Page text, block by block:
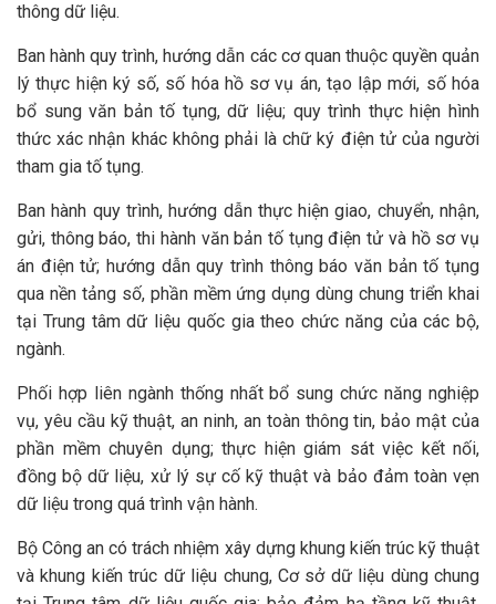
thông dữ liệu.
Ban hành quy trình, hướng dẫn các cơ quan thuộc quyền quản
lý thực hiện ký số, số hóa hồ sơ vụ án, tạo lập mới, số hóa
bổ sung văn bản tố tụng, dữ liệu; quy trình thực hiện hình
thức xác nhận khác không phải là chữ ký điện tử của người
tham gia tố tụng.
Ban hành quy trình, hướng dẫn thực hiện giao, chuyển, nhận,
gửi, thông báo, thi hành văn bản tố tụng điện tử và hồ sơ vụ
án điện tử; hướng dẫn quy trình thông báo văn bản tố tụng
qua nền tảng số, phần mềm ứng dụng dùng chung triển khai
tại Trung tâm dữ liệu quốc gia theo chức năng của các bộ,
ngành.
Phối hợp liên ngành thống nhất bổ sung chức năng nghiệp
vụ, yêu cầu kỹ thuật, an ninh, an toàn thông tin, bảo mật của
phần mềm chuyên dụng; thực hiện giám sát việc kết nối,
đồng bộ dữ liệu, xử lý sự cố kỹ thuật và bảo đảm toàn vẹn
dữ liệu trong quá trình vận hành.
Bộ Công an có trách nhiệm xây dựng khung kiến trúc kỹ thuật
và khung kiến trúc dữ liệu chung, Cơ sở dữ liệu dùng chung